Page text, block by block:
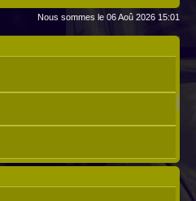
Nous sommes le 06 Aoû 2026 15:01